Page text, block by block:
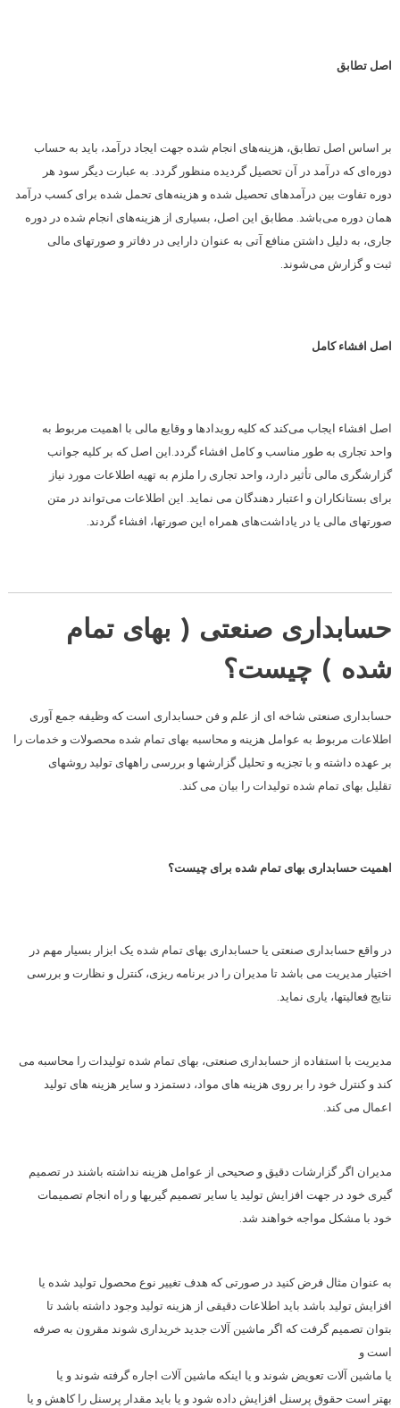
اصل تطابق
بر اساس اصل تطابق، هزینه‌های انجام شده جهت ایجاد درآمد، باید به حساب
دوره‌ای که درآمد در آن تحصیل گردیده منظور گردد. به عبارت دیگر سود هر
دوره تفاوت بین درآمدهای تحصیل شده و هزینه‌های تحمل شده برای کسب درآمد
همان دوره می‌باشد. مطابق این اصل، بسیاری از هزینه‌های انجام شده در دوره
جاری، به دلیل داشتن منافع آتی به عنوان دارایی در دفاتر و صورتهای مالی
ثبت و گزارش می‌شوند.
اصل افشاء کامل
اصل افشاء ایجاب می‌کند که کلیه رویدادها و وقایع مالی با اهمیت مربوط به
واحد تجاری به طور مناسب و کامل افشاء گردد.این اصل که بر کلیه جوانب
گزارشگری مالی تأثیر دارد، واحد تجاری را ملزم به تهیه اطلاعات مورد نیاز
برای بستانکاران و اعتبار دهندگان می نماید. این اطلاعات می‌تواند در متن
صورتهای مالی یا در یاداشت‌های همراه این صورتها، افشاء گردند.
حسابداری صنعتی ( بهای تمام
شده ) چیست؟
حسابداری صنعتی شاخه ای از علم و فن حسابداری است که وظیفه جمع آوری
اطلاعات مربوط به عوامل هزینه و محاسبه بهای تمام شده محصولات و خدمات را
بر عهده داشته و با تجزیه و تحلیل گزارشها و بررسی راههای تولید روشهای
تقلیل بهای تمام شده تولیدات را بیان می کند.
اهمیت حسابداری بهای تمام شده برای چیست؟
در واقع حسابداری صنعتی یا حسابداری بهای تمام شده یک ابزار بسیار مهم در
اختیار مدیریت می باشد تا مدیران را در برنامه ریزی، کنترل و نظارت و بررسی
نتایج فعالیتها، یاری نماید.
مدیریت با استفاده از حسابداری صنعتی، بهای تمام شده تولیدات را محاسبه می
کند و کنترل خود را بر روی هزینه های مواد، دستمزد و سایر هزینه های تولید
اعمال می کند.
مدیران اگر گزارشات دقیق و صحیحی از عوامل هزینه نداشته باشند در تصمیم
گیری خود در جهت افزایش تولید یا سایر تصمیم گیریها و راه انجام تصمیمات
خود با مشکل مواجه خواهند شد.
به عنوان مثال فرض کنید در صورتی که هدف تغییر نوع محصول تولید شده یا
افزایش تولید باشد باید اطلاعات دقیقی از هزینه تولید وجود داشته باشد تا
بتوان تصمیم گرفت که اگر ماشین آلات جدید خریداری شوند مقرون به صرفه
است و
یا ماشین آلات تعویض شوند و یا اینکه ماشین آلات اجاره گرفته شوند و یا
بهتر است حقوق پرسنل افزایش داده شود و یا باید مقدار پرسنل را کاهش و یا